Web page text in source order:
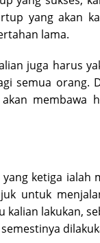
yang akan
lama.
juga harus
semua orang.
membawa
ketiga ialah
untuk
kalian lakukan,